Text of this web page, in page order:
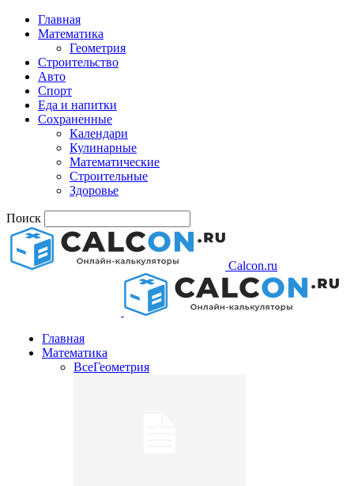
Главная
Математика
Геометрия
Строительство
Авто
Спорт
Еда и напитки
Сохраненные
Календари
Кулинарные
Математические
Строительные
Здоровье
Поиск
Calcon.ru
Главная
Математика
ВсеГеометрия